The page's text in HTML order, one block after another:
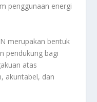
penggunaan energi
merupakan bentuk
pendukung bagi
atas
akuntabel, dan